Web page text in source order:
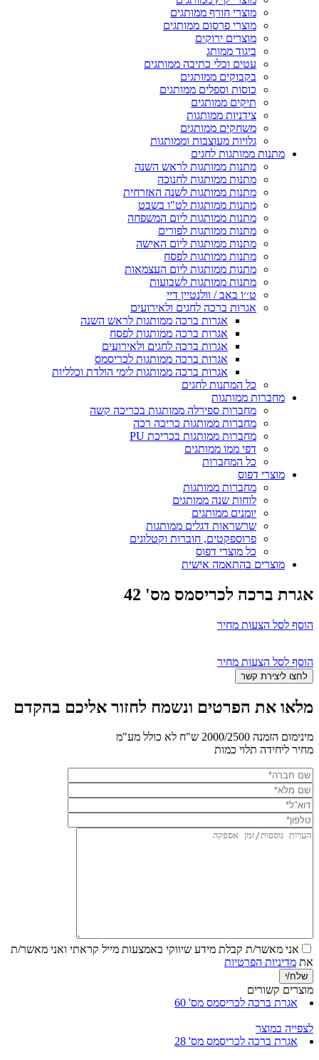
מוצרי חורף ממותגים
מוצרי פרסום ממותגים
מוצרים ירוקים
ביגוד ממותג
עטים וכלי כתיבה ממותגים
בקבוקים ממותגים
כוסות וספלים ממותגים
תיקים ממותגים
צידניות ממותגות
משחקים ממותגים
גלויות מעוצבות וממותגות
מתנות ממותגות לחגים
מתנות ממותגות לראש השנה
מתנות ממותגות לחנוכה
מתנות ממותגות לשנה האזרחית
מתנות ממותגות לט"ו בשבט
מתנות ממותגות ליום המשפחה
מתנות ממותגות לפורים
מתנות ממותגות ליום האישה
מתנות ממותגות לפסח
מתנות ממותגות ליום העצמאות
מתנות ממותגות לשבועות
ט׳׳ו באב / וולנטיין דיי
אגרות ברכה לחגים ולאירועים
אגרות ברכה ממותגות לראש השנה
אגרות ברכה ממותגות לפסח
אגרות ברכה לחגים ולאירועים
אגרות ברכה ממותגות לכריסמס
אגרות ברכה ממותגות לימי הולדת וכלליות
כל המתנות לחגים
מחברות ממותגות
מחברות ספירלה ממותגות בכריכה קשה
מחברות ממותגות כריכה רכה
מחברות ממותגות בכריכת PU
דפי ממו ממותגים
כל המחברות
מוצרי דפוס
מחברות ממותגות
לוחות שנה ממותגים
יומנים ממותגים
שרשראות דגלים ממותגות
פרוספקטים, חוברות וקטלוגים
כל מוצרי דפוס
מוצרים בהתאמה אישית
אגרת ברכה לכריסמס מס' 42
הוסף לסל הצעות מחיר
הוסף לסל הצעות מחיר
מלאו את הפרטים ונשמח לחזור אליכם בהקדם
מינימום הזמנה 2000/2500 ש"ח לא כולל מע"מ
מחיר ליחידה תלוי כמות
אני מאשר/ת קבלת מידע שיווקי באמצעות מייל קראתי ואני מאשר/ת
את מדיניות הפרטיות
מוצרים קשורים
אגרת ברכה לכריסמס מס' 60
לצפייה במוצר
אגרת ברכה לכריסמס מס' 28